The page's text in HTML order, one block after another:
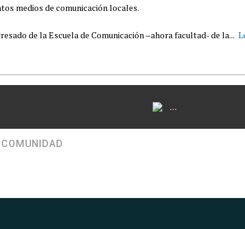
medios de comunicación locales.
de la Escuela de Comunicación –ahora facultad- de la...
...